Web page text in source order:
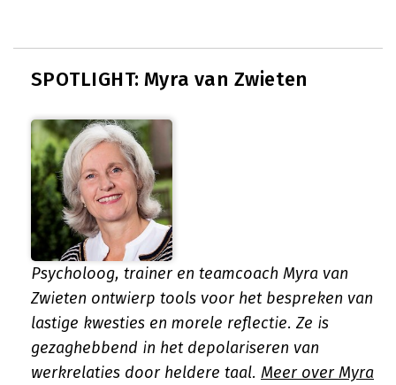
SPOTLIGHT: Myra van Zwieten
Psycholoog, trainer en teamcoach Myra van
Zwieten ontwierp tools voor het bespreken van
lastige kwesties en morele reflectie. Ze is
gezaghebbend in het depolariseren van
werkrelaties door heldere taal. Meer over Myra